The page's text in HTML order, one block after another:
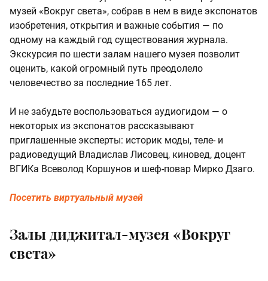
музей «Вокруг света», собрав в нем в виде экспонатов
изобретения, открытия и важные события — по
одному на каждый год существования журнала.
Экскурсия по шести залам нашего музея позволит
оценить, какой огромный путь преодолело
человечество за последние 165 лет.
И не забудьте воспользоваться аудиогидом — о
некоторых из экспонатов рассказывают
приглашенные эксперты: историк моды, теле- и
радиоведущий Владислав Лисовец, киновед, доцент
ВГИКа Всеволод Коршунов и шеф-повар Мирко Дзаго.
Посетить виртуальный музей
Залы диджитал-музея «Вокруг
света»